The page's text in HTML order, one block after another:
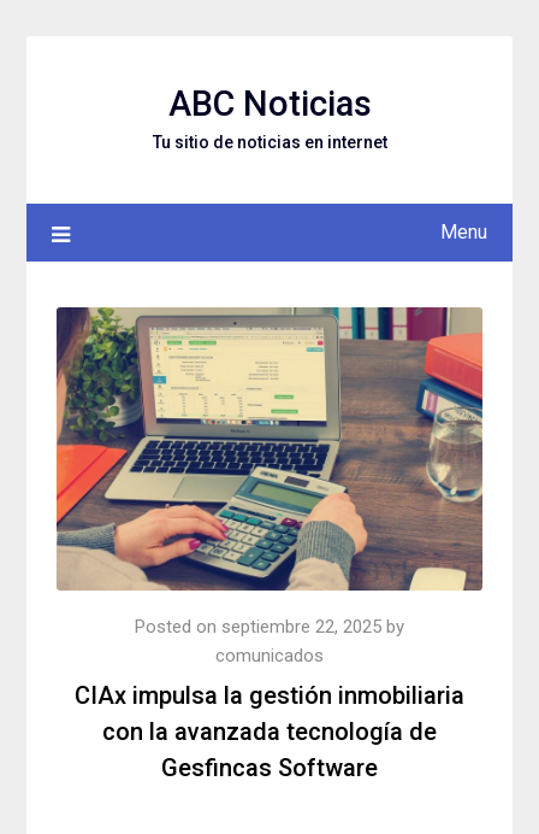
ABC Noticias
Tu sitio de noticias en internet
Menu
CIAx impulsa la gestión inmobiliaria
con la avanzada tecnología de
Gesfincas Software
Posted on septiembre 22, 2025 by
comunicados